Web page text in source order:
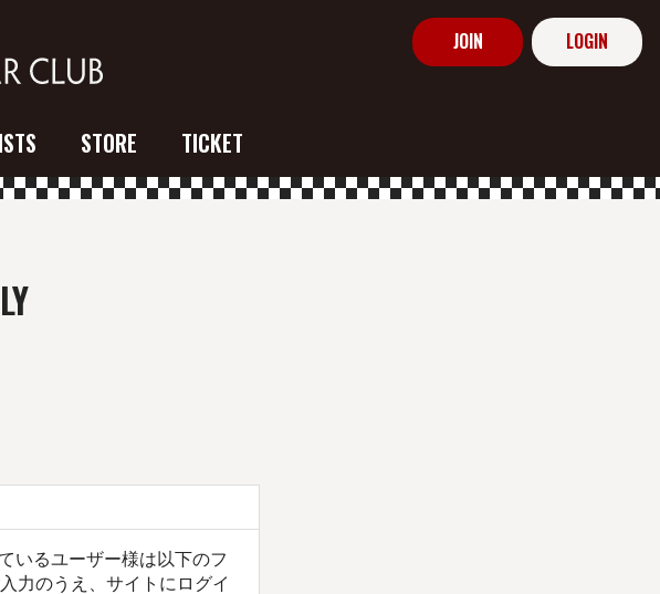
STORE TICKET
JOIN LOGIN
いるユーザー様は以下のフ
力のうえ、サイトにログイ